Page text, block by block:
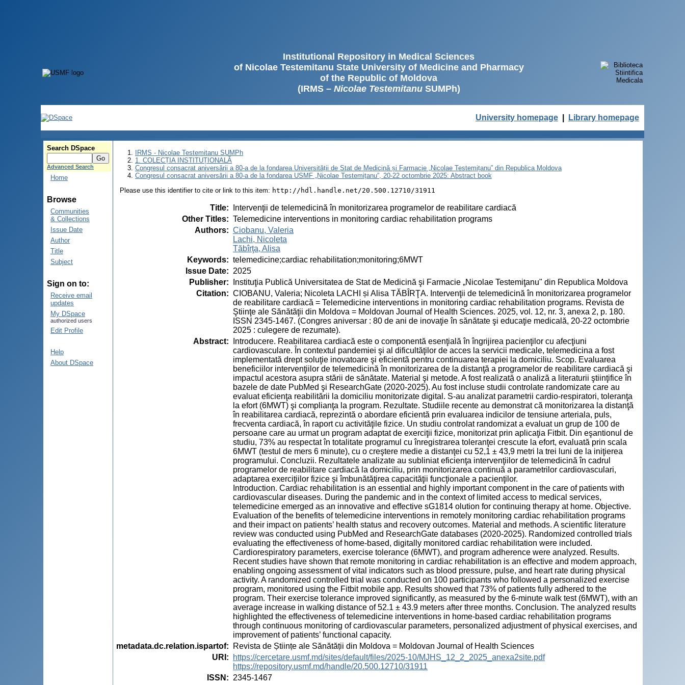
Institutional Repository in Medical Sciences
of Nicolae Testemitanu State University of Medicine and Pharmacy
of the Republic of Moldova
(IRMS – Nicolae TestemitanuSUMPh)
University homepage Library homepage
Search DSpace
Advanced Search
Home
Browse
Communities
& Collections
Issue Date
Author
Title
Subject
Sign on to:
Receive email
updates
My DSpace
authorized users
Edit Profile
Help
About DSpace
IRMS - Nicolae Testemitanu SUMPh
1. COLECȚIA INSTITUȚIONALĂ
Congresul consacrat aniversării a 80-a de la fondarea Universității de Stat de Medicină și Farmacie „Nicolae Testemițanu” din Republica Moldova
Congresul consacrat aniversării a 80-a de la fondarea USMF „Nicolae Testemițanu”, 20-22 octombrie 2025: Abstract book
Please use this identifier to cite or link to this item: http://hdl.handle.net/20.500.12710/31911
Title:
Intervenţii de telemedicină în monitorizarea programelor de reabilitare cardiacă
Other Titles: Telemedicine interventions in monitoring cardiac rehabilitation programs
Authors: Ciobanu, Valeria
Lachi, Nicoleta
Tăbîrţa, Alisa
Keywords: telemedicine;cardiac rehabilitation;monitoring;6MWT
Issue Date: 2025
Publisher:
Instituţia Publică Universitatea de Stat de Medicină şi Farmacie „Nicolae Testemiţanu" din Republica Moldova
Citation: CIOBANU, Valeria; Nicoleta LACHI și Alisa TĂBÎRŢA. Intervenţii de telemedicină în monitorizarea programelor
de reabilitare cardiacă = Telemedicine interventions in monitoring cardiac rehabilitation programs. Revista de
Ştiinţe ale Sănătăţii din Moldova = Moldovan Journal of Health Sciences. 2025, vol. 12, nr. 3, anexa 2, p. 180.
ISSN 2345-1467. (Congres aniversar : 80 de ani de inovaţie în sănătate şi educaţie medicală, 20-22 octombrie
2025 : culegere de rezumate).
Abstract:
Introducere. Reabilitarea cardiacă este o componentă esenţială în îngrijirea pacienţilor cu afecţiuni
cardiovasculare. În contextul pandemiei şi al dificultăţilor de acces la servicii medicale, telemedicina a fost
implementată drept soluţie inovatoare şi eficientă pentru continuarea terapiei la domiciliu. Scop. Evaluarea
beneficiilor intervenţiilor de telemedicină în monitorizarea de la distanţă a programelor de reabilitare cardiacă şi
impactul acestora asupra stării de sănătate. Material şi metode. A fost realizată o analiză a literaturii ştiinţifice în
bazele de date PubMed şi ResearchGate (2020-2025). Au fost incluse studii controlate randomizate care au
evaluat eficienţa reabilitării la domiciliu monitorizate digital. S-au analizat parametrii cardio-respiratori, toleranţa
la efort (6MWT) şi complianţa la program. Rezultate. Studiile recente au demonstrat că monitorizarea la distanţă
în reabilitarea cardiacă, reprezintă o abordare eficientă prin evaluarea indicilor de tensiune arteriala, puls,
frecventa cardiacă, în raport cu activităţile fizice. Un studiu controlat randomizat a evaluat un grup de 100 de
persoane care au urmat un program adaptat de exerciţii fizice, monitorizat prin aplicaţia Fitbit. Din eşantionul de
studiu, 73% au respectat în totalitate programul cu înregistrarea toleranţei crescute la efort, evaluată prin scala
6MWT (testul de mers 6 minute), cu o creştere medie a distanţei cu 52,1 ± 43,9 metri la trei luni de la iniţierea
programului. Concluzii. Rezultatele analizate au subliniat eficienţa intervenţiilor de telemedicină în cadrul
programelor de reabilitare cardiacă la domiciliu, prin monitorizarea continuă a parametrilor cardiovasculari,
adaptarea exerciţiilor fizice şi îmbunătăţirea capacităţii funcţionale a pacienţilor.
Introduction. Cardiac rehabilitation is an essential and highly important component in the care of patients with
cardiovascular diseases. During the pandemic and in the context of limited access to medical services,
telemedicine emerged as an innovative and effective sG1814 olution for continuing therapy at home. Objective.
Evaluation of the benefits of telemedicine interventions in remotely monitoring cardiac rehabilitation programs
and their impact on patients’ health status and recovery outcomes. Material and methods. A scientific literature
review was conducted using PubMed and ResearchGate databases (2020-2025). Randomized controlled trials
evaluating the effectiveness of home-based, digitally monitored cardiac rehabilitation were included.
Cardiorespiratory parameters, exercise tolerance (6MWT), and program adherence were analyzed. Results.
Recent studies have shown that remote monitoring in cardiac rehabilitation is an effective and modern approach,
enabling ongoing assessment of vital indicators such as blood pressure, pulse, and heart rate during physical
activity. A randomized controlled trial was conducted on 100 participants who followed a personalized exercise
program, monitored using the Fitbit mobile app. Results showed that 73% of patients fully adhered to the
program. Their exercise tolerance improved significantly, as measured by the 6-minute walk test (6MWT), with an
average increase in walking distance of 52.1 ± 43.9 meters after three months. Conclusion. The analyzed results
highlighted the effectiveness of telemedicine interventions in home-based cardiac rehabilitation programs
through continuous monitoring of cardiovascular parameters, personalized adjustment of physical exercises, and
improvement of patients’ functional capacity.
metadata.dc.relation.ispartof:
Revista de Științe ale Sănătății din Moldova = Moldovan Journal of Health Sciences
URI :
https://cercetare.usmf.md/sites/default/files/2025-10/MJHS_12_2_2025_anexa2site.pdf
https://repository.usmf.md/handle/20.500.12710/31911
ISSN : 2345-1467